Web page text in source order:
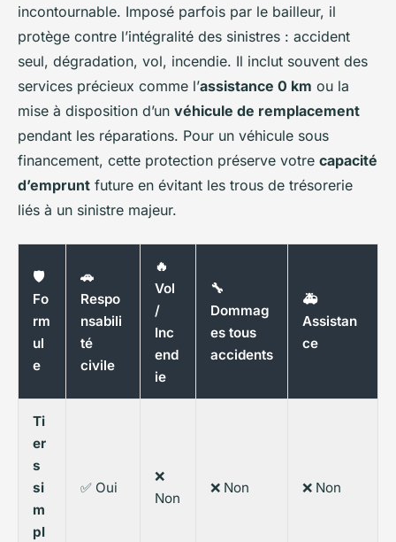
incontournable. Imposé parfois par le bailleur, il
protège contre l’intégralité des sinistres : accident
seul, dégradation, vol, incendie. Il inclut souvent des
services précieux comme l’assistance 0 km ou la
mise à disposition d’un véhicule de remplacement
pendant les réparations. Pour un véhicule sous
financement, cette protection préserve votre capacité
d’emprunt future en évitant les trous de trésorerie
liés à un sinistre majeur.
🛡️
Fo
rm
ul
e
🚗
Respo
nsabili
té
civile
🔥
Vol
/
Inc
end
ie
🔧
Dommag
es tous
accidents
🚑
Assistan
ce
Ti
er
s
si
m
pl
✅ Oui
❌
Non
❌ Non ❌ Non